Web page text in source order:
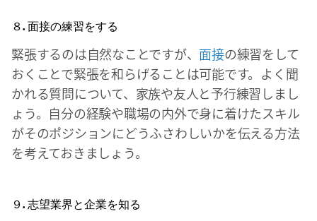
８. 面接の練習をする
緊張するのは自然なことですが、 面接の練習をして
おくことで緊張を和らげることは可能です。よく聞
かれる質問について、家族や友人と予行練習しまし
ょう。自分の経験や職場の内外で身に着けたスキル
がそのポジションにどうふさわしいかを伝える方法
を考えておきましょう。
９. 志望業界と企業を知る